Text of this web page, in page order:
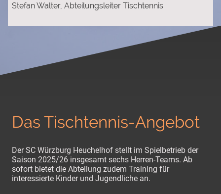
Stefan Walter, Abteilungsleiter Tischtennis
Das Tischtennis-Angebot
Der SC Würzburg Heuchelhof stellt im Spielbetrieb der
Saison 2025/26 insgesamt sechs Herren-Teams. Ab
sofort bietet die Abteilung zudem Training für
interessierte Kinder und Jugendliche an.